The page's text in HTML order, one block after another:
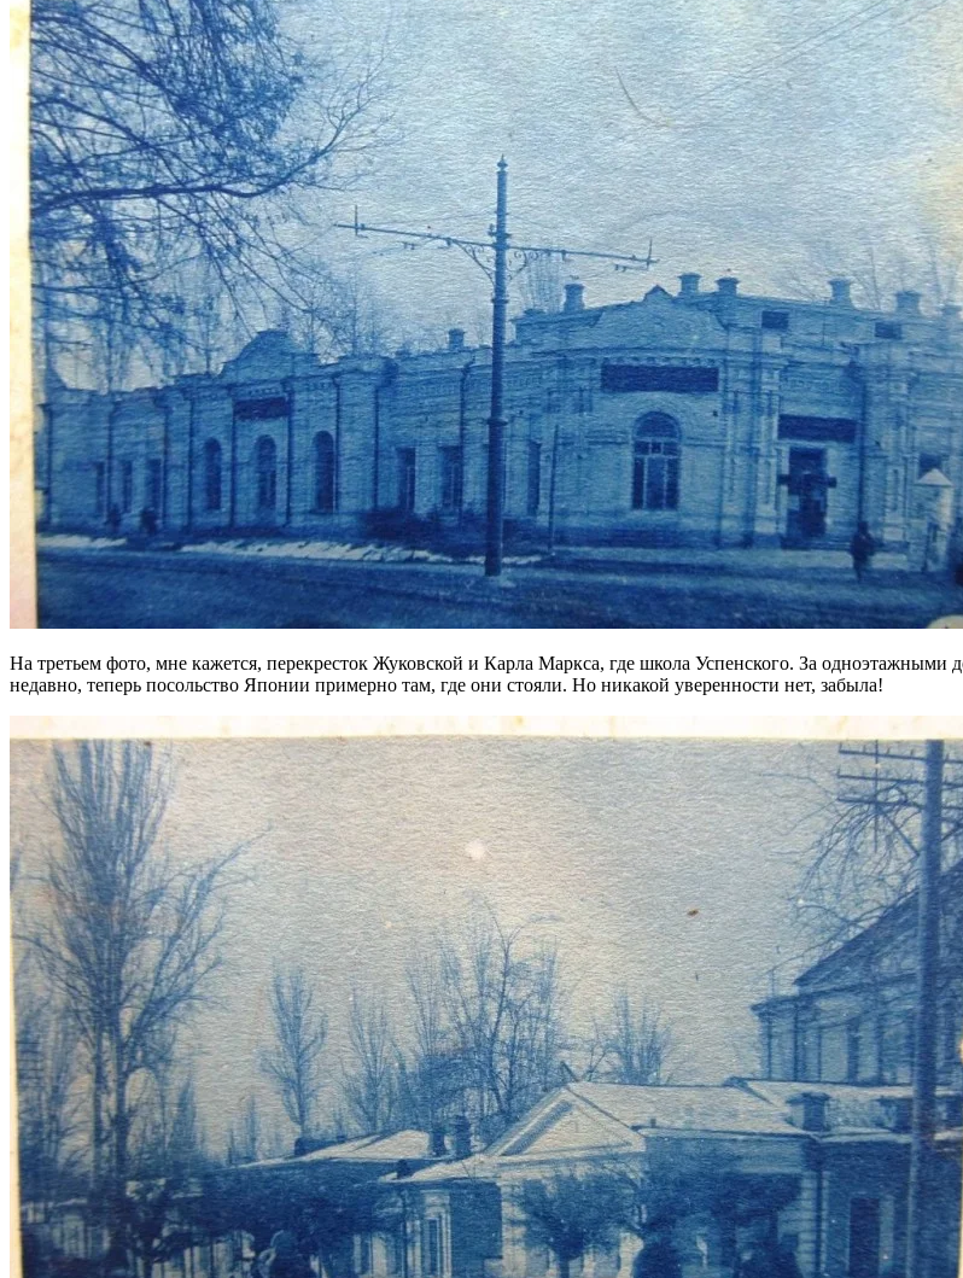
На третьем фото, мне кажется, перекресток Жуковской и Карла Маркса, где школа Успенского. За
недавно, теперь посольство Японии примерно там, где они стояли. Но никакой уверенности нет, забыла!